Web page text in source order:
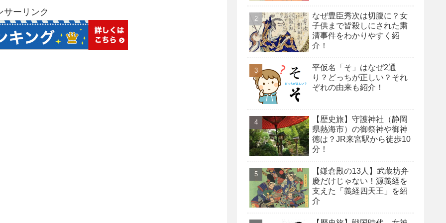
サーリンク
なぜ豊臣秀次は切腹に？女
子供まで皆殺しにされた粛
清事件をわかりやすく紹
介！
平仮名「そ」はなぜ2通
り？どっちが正しい？それ
ぞれの由来も紹介！
【歴史旅】守護神社（静岡
県熱海市）の御祭神や御神
徳は？JR来宮駅から徒歩10
分！
【鎌倉殿の13人】武蔵坊弁
慶だけじゃない！源義経を
支えた「義経四天王」を紹
介